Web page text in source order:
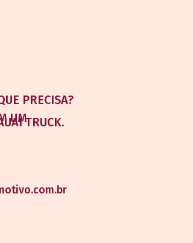
PRECISA?
UMTRUCK.